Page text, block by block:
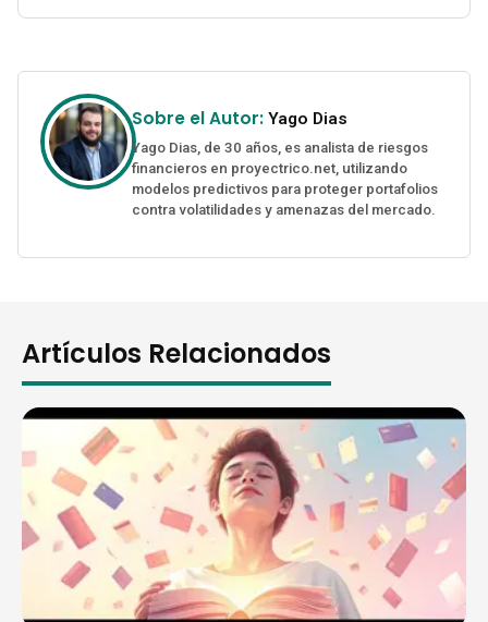
Sobre el Autor: Yago Dias
Yago Dias, de 30 años, es analista de riesgos
financieros en proyectrico.net, utilizando
modelos predictivos para proteger portafolios
contra volatilidades y amenazas del mercado.
Artículos Relacionados